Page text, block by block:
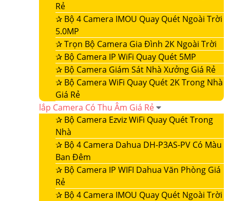
Rẻ
✰ Bộ 4 Camera IMOU Quay Quét Ngoài Trời
5.0MP
✰Trọn Bộ Camera Gia Đình 2K Ngoài Trời
✰ Bộ Camera IP WiFi Quay Quét 5MP
✰ Bộ Camera Giám Sát Nhà Xưởng Giá Rẻ
✰ Bộ Camera WiFi Quay Quét 2K Trong Nhà
Giá Rẻ
lắp Camera Có Thu Âm Giá Rẻ
✰ Bộ Camera Ezviz WiFi Quay Quét Trong
Nhà
✰ Bộ 4 Camera Dahua DH-P3AS-PV Có Màu
Ban Đêm
✰ Bộ Camera IP WIFI Dahua Văn Phòng Giá
Rẻ
✰ Bộ 4 Camera IMOU Quay Quét Ngoài Trời